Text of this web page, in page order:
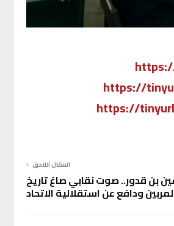
https://
https://
المقال اللاحق
بن قدور.. صوت نقابي صاغ تاريخ
ودافع عن استقلالية الاتحاد